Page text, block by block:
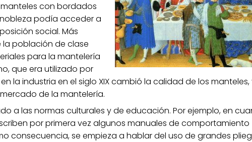
con bordados
podía acceder a
social. Más
la población de clase
para la mantelería
que era utilizado por
la industria en el siglo XIX cambió la calidad de los manteles,
de la mantelería.
a las normas culturales y de educación. Por ejemplo, en
por primera vez algunos manuales de comportamiento
consecuencia, se empieza a hablar del uso de grandes